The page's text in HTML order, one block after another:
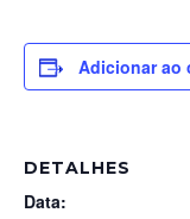
Adicionar ao
DETALHES
Data: